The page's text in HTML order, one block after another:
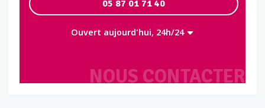
NOUS CONTACTER
05 87 01 71 40
Ouvert aujourd'hui, 24h/24